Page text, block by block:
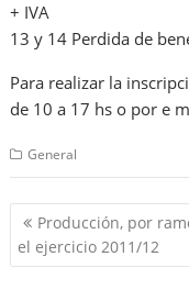
+ IVA
13 y 14 Perdida de
Para realizar la
de 10 a 17 hs o por e
General
Navegación
de
entradas
Producción, por
el ejercicio 2011/12